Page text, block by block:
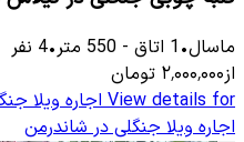
ماسال•
1 اتاق -
550 متر•
4 نفر
از۲٬۰۰۰٬۰۰۰ تومان
View details for اجاره ویلا
اجاره ویلا جنگلی در شاندرمن